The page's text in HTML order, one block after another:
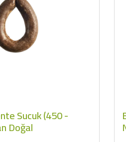
Sucuk (450 -
Doğal